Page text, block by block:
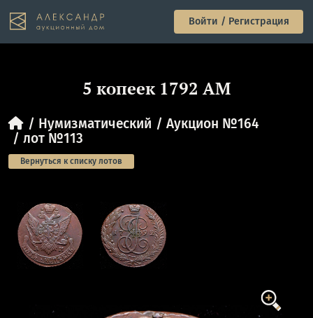
Войти / Регистрация
5 копеек 1792 АМ
Нумизматический
Аукцион №164
лот №113
Вернуться к списку лотов